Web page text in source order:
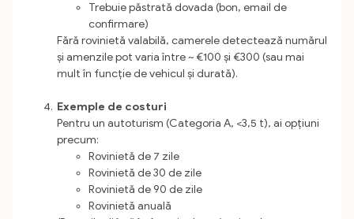
Trebuie păstrată dovada (bon, email de
confirmare)
Fără rovinietă valabilă, camerele detectează numărul
și amenzile pot varia între ~ €100 și €300 (sau mai
mult în funcție de vehicul și durată).
Exemple de costuri
Pentru un autoturism (Categoria A, <3,5 t), ai opțiuni
precum:
Rovinietă de 7 zile
Rovinietă de 30 de zile
Rovinietă de 90 de zile
Rovinietă anuală